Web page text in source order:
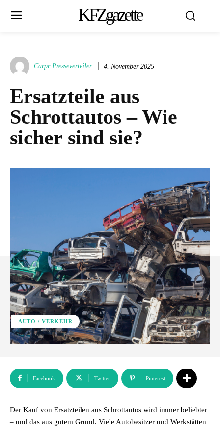
KFZgazette
Carpr Presseverteiler 4. November 2025
Ersatzteile aus
Schrottautos – Wie
sicher sind sie?
AUTO / VERKEHR
Facebook Twitter Pinterest
Der Kauf von Ersatzteilen aus Schrottautos wird immer beliebter
– und das aus gutem Grund. Viele Autobesitzer und Werkstätten